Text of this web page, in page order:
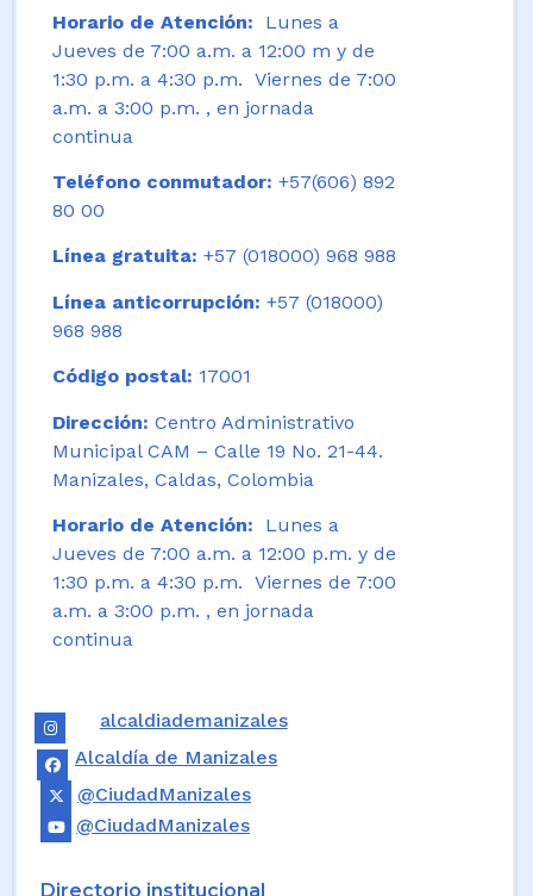
Horario de Atención:
Lunes a
Jueves de 7:00 a.m. a 12:00 m y de
1:30 p.m. a 4:30 p.m. Viernes de 7:00
a.m. a 3:00 p.m. , en jornada
continua
Teléfono conmutador: +57(606) 892
80 00
Línea gratuita: +57 (018000) 968 988
Línea anticorrupción: +57 (018000)
968 988
Código postal: 17001
Dirección: Centro Administrativo
Municipal CAM – Calle 19 No. 21-44.
Manizales, Caldas, Colombia
Horario de Atención: Lunes a
Jueves de 7:00 a.m. a 12:00 p.m. y de
1:30 p.m. a 4:30 p.m. Viernes de 7:00
a.m. a 3:00 p.m. , en jornada
continua
alcaldiademanizales
Alcaldía de Manizales
@CiudadManizales
@CiudadManizales
Directorio institucional